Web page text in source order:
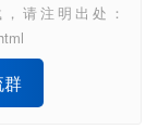
请注明出处：